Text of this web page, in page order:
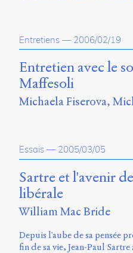
Entretiens — 2006/02/19
Entretien avec le
Maffesoli
Michaela Fiserova
Essais — 2005/03/05
Sartre et l'avenir
libérale
William Mac Bride
Depuis l'aube de sa pensée
fin de sa vie, Jean-Paul